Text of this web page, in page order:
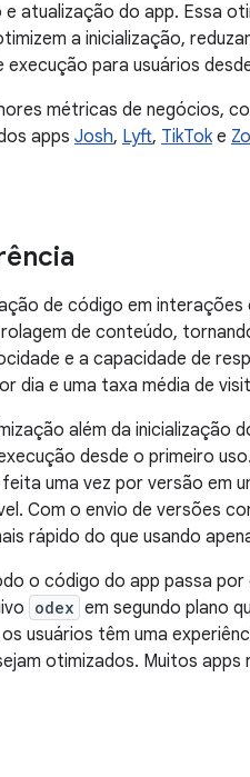
atualização do app. Essa
a inicialização,
para usuários
métricas de negócios,
apps Josh, Lyft, TikToke
de código em
de conteúdo,
e a capacidade de
dia e uma taxa média de
além da inicialização
desde o primeiro
uma vez por versão em
Com o envio de versões
rápido do que usando
o código do app passa
odex em segundo plano
usuários têm uma
otimizados. Muitos apps